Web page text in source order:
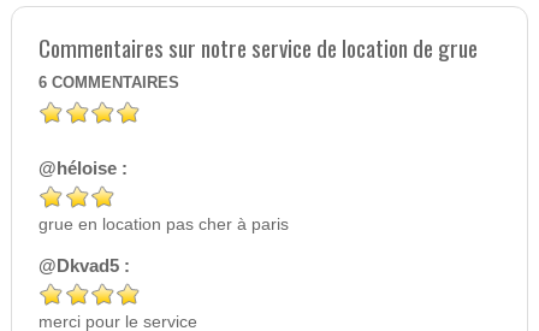
Commentaires sur notre service de location de grue
6 COMMENTAIRES
@héloise :
grue en location pas cher à paris
@Dkvad5 :
merci pour le service